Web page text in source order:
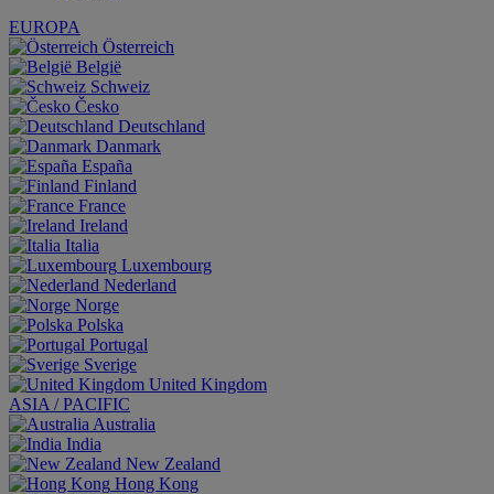
EUROPA
Österreich
België
Schweiz
Česko
Deutschland
Danmark
España
Finland
France
Ireland
Italia
Luxembourg
Nederland
Norge
Polska
Portugal
Sverige
United Kingdom
ASIA / PACIFIC
Australia
India
New Zealand
Hong Kong